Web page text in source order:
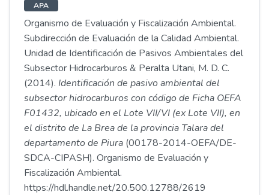
APA
Organismo de Evaluación y Fiscalización Ambiental.
Subdirección de Evaluación de la Calidad Ambiental.
Unidad de Identificación de Pasivos Ambientales del
Subsector Hidrocarburos & Peralta Utani, M. D. C.
(2014). Identificación de pasivo ambiental del
subsector hidrocarburos con código de Ficha OEFA
F01432, ubicado en el Lote VII/VI (ex Lote VII), en
el distrito de La Brea de la provincia Talara del
departamento de Piura (00178-2014-OEFA/DE-
SDCA-CIPASH). Organismo de Evaluación y
Fiscalización Ambiental.
https://hdl.handle.net/20.500.12788/2619